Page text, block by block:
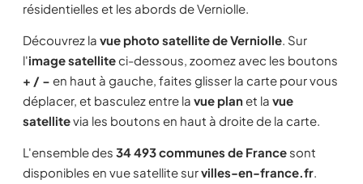
résidentielles et les abords de Verniolle.
Découvrez la vue photo satellite de Verniolle. Sur
l'image satelliteci-dessous, zoomez avec les boutons
+ / − en haut à gauche, faites glisser la carte pour vous
déplacer, et basculez entre la vue planet la vue
satellitevia les boutons en haut à droite de la carte.
L'ensemble des 34 493 communes de France sont
disponibles en vue satellite survilles-en-france.fr.